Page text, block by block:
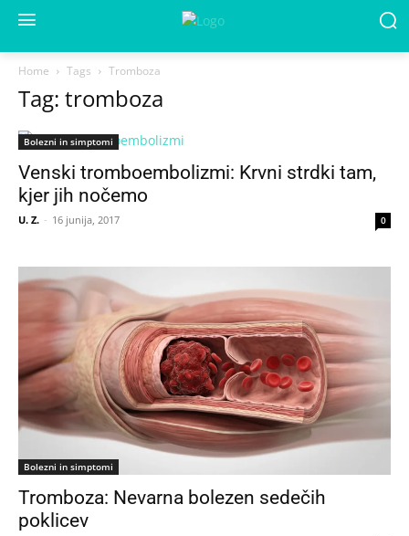
Home Tags Tromboza
Tag: tromboza
Bolezni in simptomi
Venski tromboembolizmi: Krvni strdki tam,
kjer jih nočemo
U. Z. - 16 junija, 2017 0
Bolezni in simptomi
Tromboza: Nevarna bolezen sedečih
poklicev